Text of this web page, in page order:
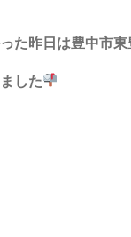
た昨日は豊中市
した